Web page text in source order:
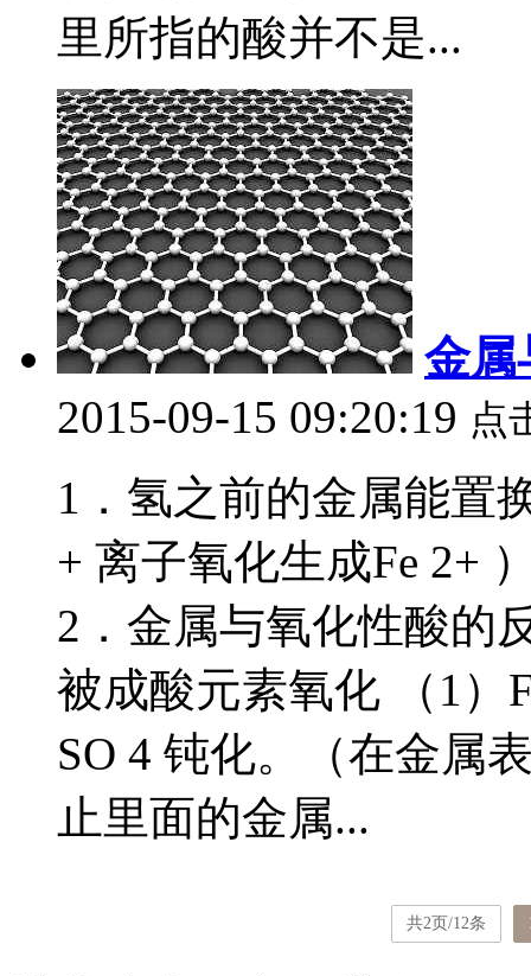
里所指的酸并不是...
金属
2015-09-15 09:20:19 点
1．氢之前的金属能置
+ 离子氧化生成Fe 2+
2．金属与氧化性酸的
被成酸元素氧化 （1）
SO 4 钝化。（在金属
止里面的金属...
共2页/12条